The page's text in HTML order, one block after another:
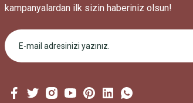
kampanyalardan ilk sizin haberiniz olsun!